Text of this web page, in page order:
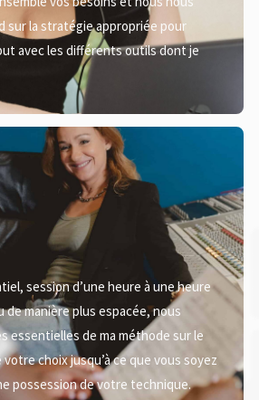
sur la stratégie appropriée pour
avec les différents outils dont je
session d’une heure à une heure
manière plus espacée, nous
essentielles de ma méthode sur le
choix jusqu’à ce que vous soyez
possession de votre technique.